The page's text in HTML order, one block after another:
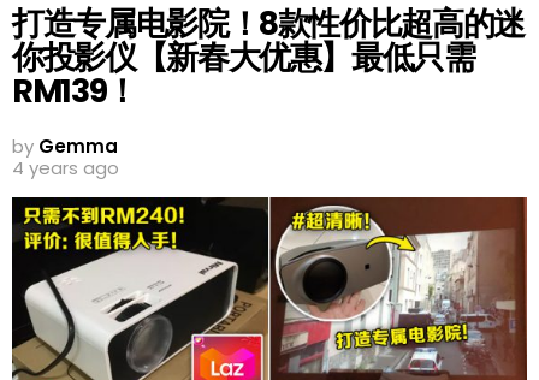
打造专属电影院！8款性价比超高的迷
你投影仪【新春大优惠】最低只需
RM139！
by Gemma
4 years ago